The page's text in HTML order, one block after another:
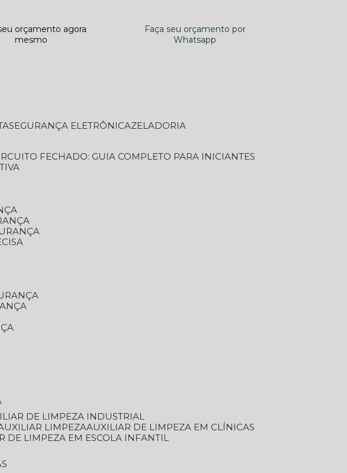
orçamento agora
mesmo
Faça seu orçamento por
Whatsapp
SEGURANÇA ELETRÔNICA
ZELADORIA
FECHADO: GUIA COMPLETO PARA INICIANTES
DE LIMPEZA INDUSTRIAL
AUXILIAR LIMPEZA
AUXILIAR DE LIMPEZA EM CLÍNICAS
DE LIMPEZA EM ESCOLA INFANTIL